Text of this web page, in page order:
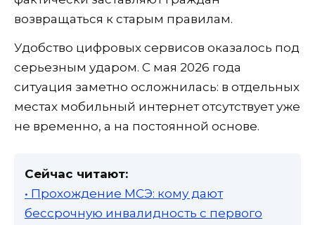
возвращаться к старым правилам.
Удобство цифровых сервисов оказалось под
серьезным ударом. С мая 2026 года
ситуация заметно осложнилась: в отдельных
местах мобильный интернет отсутствует уже
не временно, а на постоянной основе.
Сейчас читают:
• Прохождение МСЭ: кому дают
бессрочную инвалидность с первого